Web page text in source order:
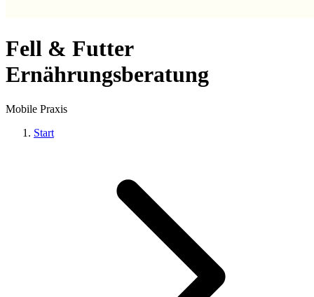
Fell & Futter
Ernährungsberatung
Mobile Praxis
Start